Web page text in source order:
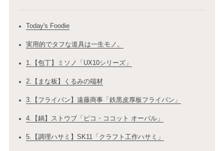
Today's Foodie
実用的でタフな道具は一生モノ。
1.【包丁】ミソノ「UX10シリーズ」
2.【まな板】くるみの端材
3.【フライパン】遠藤商事「鉄黒皮厚板フライパン」
4.【鍋】ストウブ「ピコ・ココット オーバル」
5.【調理ハサミ】SK11「クラフト工作ハサミ」